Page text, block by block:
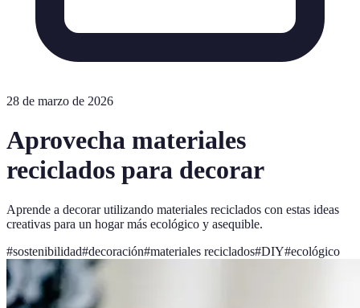
28 de marzo de 2026
Aprovecha materiales
reciclados para decorar
Aprende a decorar utilizando materiales reciclados con estas ideas
creativas para un hogar más ecológico y asequible.
#sostenibilidad#decoración#materiales reciclados#DIY#ecológico